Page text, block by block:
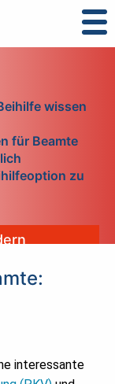
wissen
für Beamte
zu
interessante